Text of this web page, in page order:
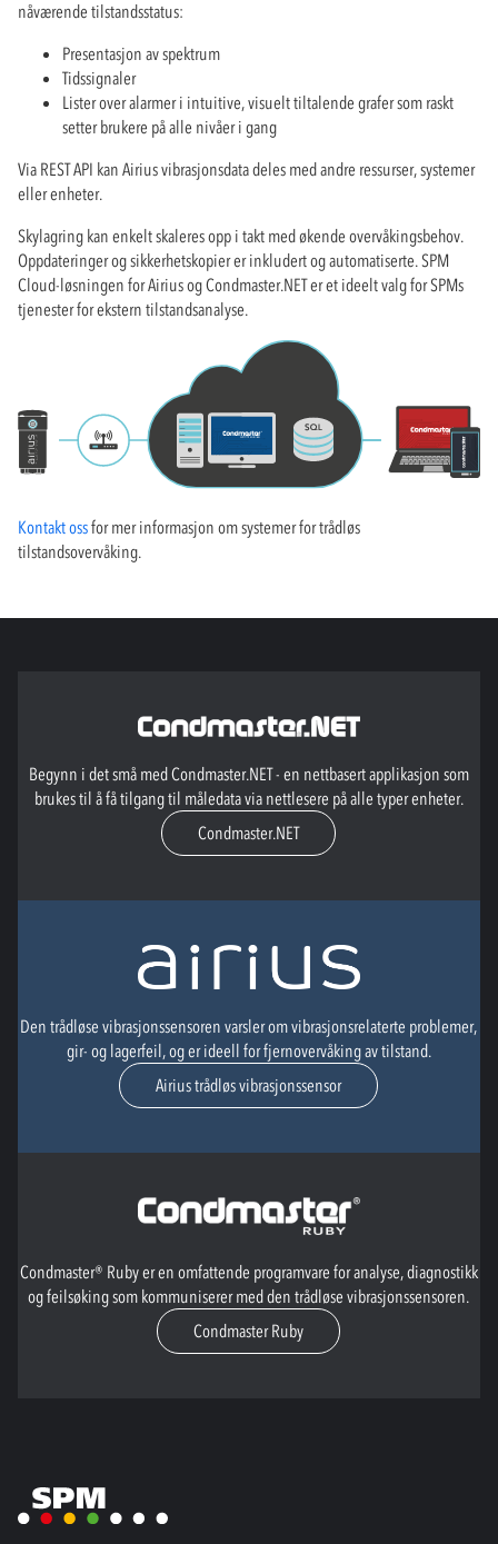
nåværende tilstandsstatus:
Presentasjon av spektrum
Tidssignaler
Lister over alarmer i intuitive, visuelt tiltalende grafer som raskt
setter brukere på alle nivåer i gang
Via REST API kan Airius vibrasjonsdata deles med andre ressurser, systemer
eller enheter.
Skylagring kan enkelt skaleres opp i takt med økende overvåkingsbehov.
Oppdateringer og sikkerhetskopier er inkludert og automatiserte. SPM
Cloud-løsningen for Airius og Condmaster.NET er et ideelt valg for SPMs
tjenester for ekstern tilstandsanalyse.
Kontakt ossfor mer informasjon om systemer for trådløs
tilstandsovervåking.
Begynn i det små med Condmaster.NET - en nettbasert applikasjon som
brukes til å få tilgang til måledata via nettlesere på alle typer enheter.
Condmaster.NET
Den trådløse vibrasjonssensoren varsler om vibrasjonsrelaterte problemer,
gir- og lagerfeil, og er ideell for fjernovervåking av tilstand.
Airius trådløs vibrasjonssensor
Condmaster® Ruby er en omfattende programvare for analyse, diagnostikk
og feilsøking som kommuniserer med den trådløse vibrasjonssensoren.
Condmaster Ruby